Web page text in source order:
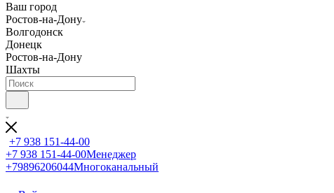
Ваш город
Ростов-на-Дону
Волгодонск
Донецк
Ростов-на-Дону
Шахты
+7 938 151-44-00
+7 938 151-44-00Менеджер
+79896206044Многоканальный